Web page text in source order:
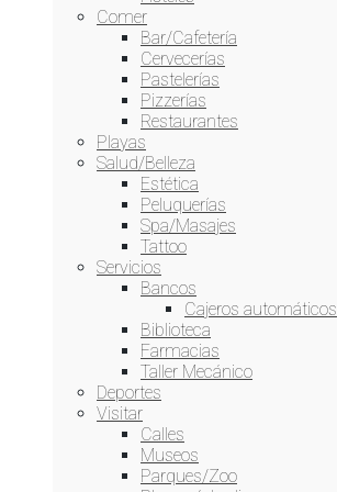
Comer
Bar/Cafetería
Cervecerías
Pastelerías
Pizzerías
Restaurantes
Playas
Salud/Belleza
Estética
Peluquerías
Spa/Masajes
Tattoo
Servicios
Bancos
Cajeros automáticos
Biblioteca
Farmacias
Taller Mecánico
Deportes
Visitar
Calles
Museos
Parques/Zoo
Correo electrónico
(obligatorio)
[bws_google_captcha]